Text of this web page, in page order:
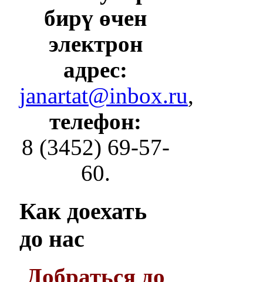
бирү өчен
электрон
адрес:
janartat@inbox.ru,
телефон:
8 (3452) 69-57-
60.
Как доехать
до нас
Добраться до